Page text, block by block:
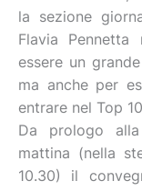
la sezione
Flavia
essere un
ma anche per
entrare nel Top
Da prologo
mattina (nella
10.30) il